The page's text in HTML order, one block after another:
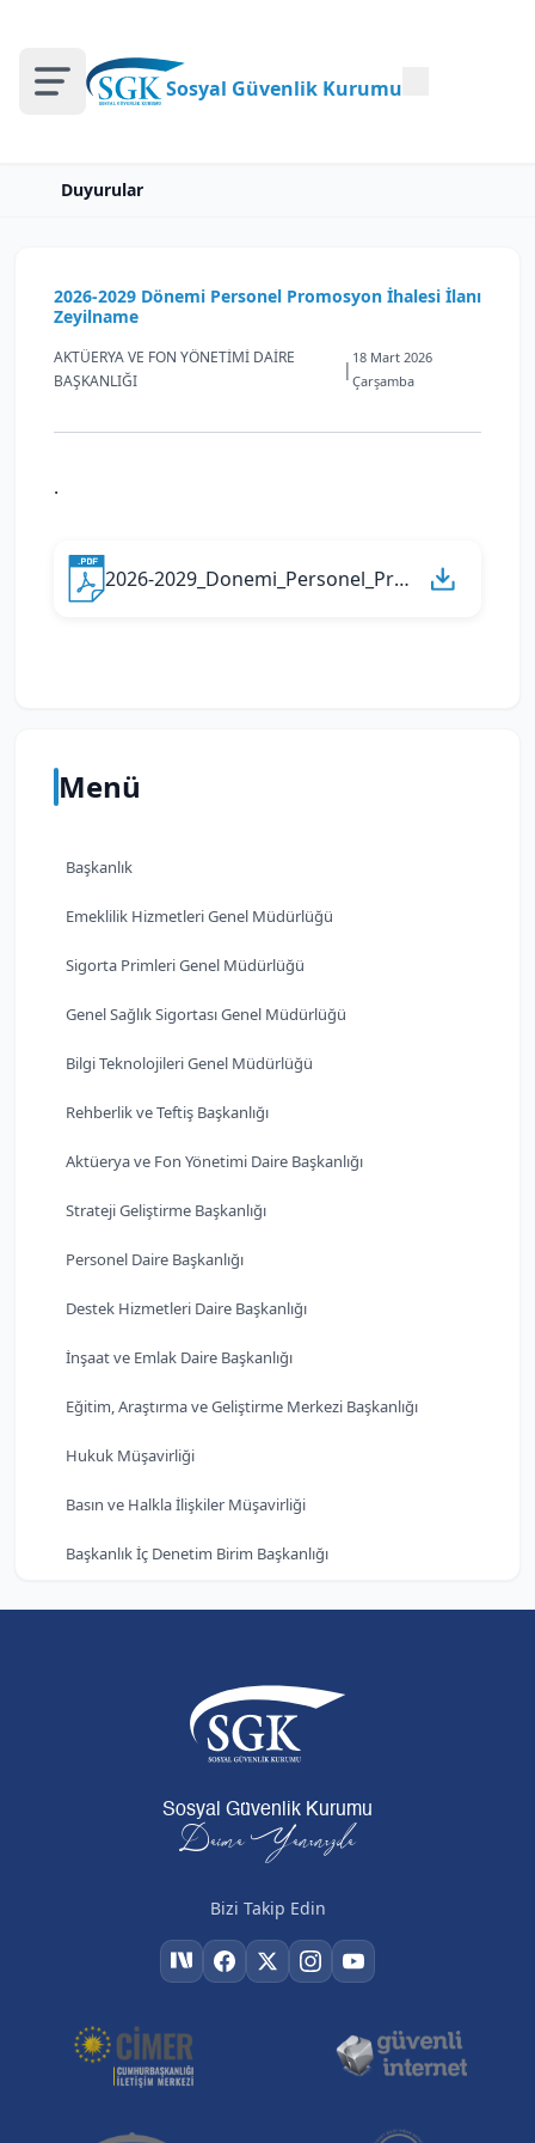
Sosyal Güvenlik Kurumu
Duyurular
Menü
Başkanlık
Emeklilik Hizmetleri Genel Müdürlüğü
Sigorta Primleri Genel Müdürlüğü
Genel Sağlık Sigortası Genel Müdürlüğü
Bilgi Teknolojileri Genel Müdürlüğü
Rehberlik ve Teftiş Başkanlığı
Aktüerya ve Fon Yönetimi Daire Başkanlığı
Strateji Geliştirme Başkanlığı
Personel Daire Başkanlığı
Destek Hizmetleri Daire Başkanlığı
İnşaat ve Emlak Daire Başkanlığı
Eğitim, Araştırma ve Geliştirme Merkezi Başkanlığı
Hukuk Müşavirliği
Basın ve Halkla İlişkiler Müşavirliği
Başkanlık İç Denetim Birim Başkanlığı
2026-2029 Dönemi Personel Promosyon İhalesi İlanı
Zeyilname
AKTÜERYA VE FON YÖNETİMİ DAİRE
BAŞKANLIĞI
|
18 Mart 2026
Çarşamba
.
2026-2029_Donemi_Personel_Promosyon_Ihalesi_-_Zeyilname_No_1.pdf
Sosyal Güvenlik Kurumu
Daima Yanınızda
Bizi Takip Edin